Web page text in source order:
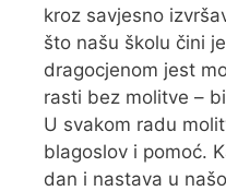
kroz savjesno
što našu školu čini
dragocjenom jest
rasti bez molitve –
U svakom radu
blagoslov i pomoć.
dan i nastava u